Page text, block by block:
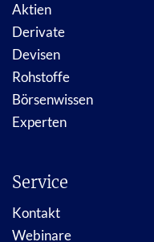
Aktien
Derivate
Devisen
Rohstoffe
Börsenwissen
Experten
Service
Kontakt
Webinare